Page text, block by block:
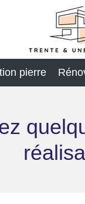
pierre